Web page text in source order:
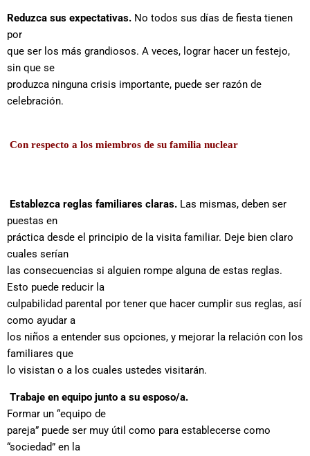
Reduzca sus expectativas. No todos sus días de fiesta tienen
por
que ser los más grandiosos. A veces, lograr hacer un festejo,
sin que se
produzca ninguna crisis importante, puede ser razón de
celebración.
Con respecto a los miembros de su familia nuclear
Establezca reglas familiares claras. Las mismas, deben ser
puestas en
práctica desde el principio de la visita familiar. Deje bien claro
cuales serían
las consecuencias si alguien rompe alguna de estas reglas.
Esto puede reducir la
culpabilidad parental por tener que hacer cumplir sus reglas, así
como ayudar a
los niños a entender sus opciones, y mejorar la relación con los
familiares que
lo visistan o a los cuales ustedes visitarán.
Trabaje en equipo junto a su esposo/a.
Formar un “equipo de
pareja” puede ser muy útil como para establecerse como
“sociedad” en la